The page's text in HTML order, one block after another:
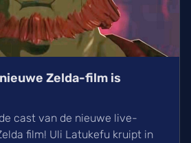
Zelda-film is
cast van de nieuwe live-
film! Uli Latukefu kruipt in